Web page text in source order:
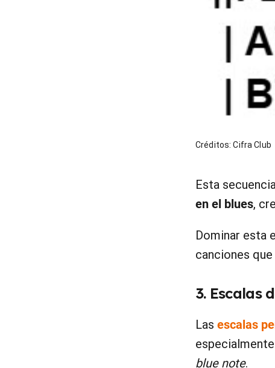
Créditos: Cifra Club
Esta
en el blues,
Dominar esta
canciones
3. Escalas
Las escalas
blue note.